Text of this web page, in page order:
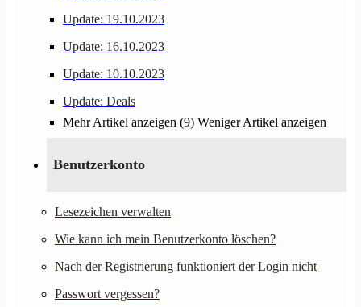
Update: 19.10.2023
Update: 16.10.2023
Update: 10.10.2023
Update: Deals
Mehr Artikel anzeigen (9) Weniger Artikel anzeigen
Benutzerkonto
Lesezeichen verwalten
Wie kann ich mein Benutzerkonto löschen?
Nach der Registrierung funktioniert der Login nicht
Passwort vergessen?